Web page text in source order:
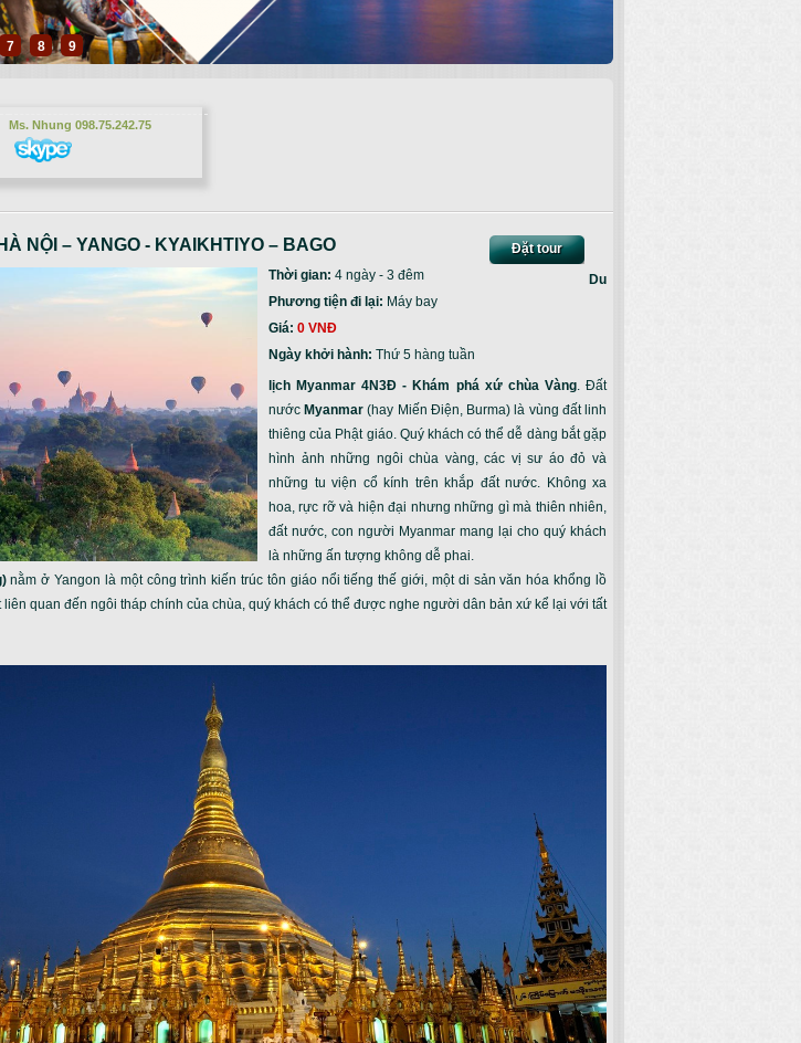
7 8 9
Ms. Nhung 098.75.242.75
NỘI – YANGO - KYAIKHTIYO – BAGO
Đặt tour
Thời gian: 4 ngày - 3 đêm
Phương tiện đi lại: Máy bay
Giá: 0 VNĐ
Ngày khởi hành: Thứ 5 hàng tuần
Du
lịch Myanmar 4N3Đ - Khám phá xứ chùa Vàng. Đất
nước Myanmar (hay Miến Điện, Burma) là vùng đất linh
thiêng của Phật giáo. Quý khách có thể dễ dàng bắt gặp
hình ảnh những ngôi chùa vàng, các vị sư áo đỏ và
những tu viện cổ kính trên khắp đất nước. Không xa
hoa, rực rỡ và hiện đại nhưng những gì mà thiên nhiên,
đất nước, con người Myanmar mang lại cho quý khách
là những ấn tượng không dễ phai.
nằm ở Yangon là một công trình kiến trúc tôn giáo nổi tiếng thế giới, một di sản văn hóa khổng lồ
liên quan đến ngôi tháp chính của chùa, quý khách có thể được nghe người dân bản xứ kể lại với tất